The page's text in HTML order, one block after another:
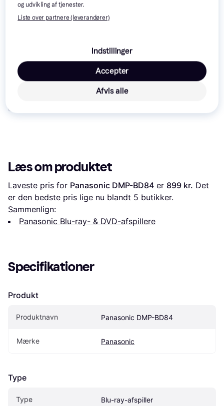
Anmeldelser
Læs om produktet
Laveste pris for Panasonic DMP-BD84 er 899 kr. Det
er den bedste pris lige nu blandt 5 butikker.
Sammenlign:
Panasonic Blu-ray- & DVD-afspillere
Specifikationer
Produkt
Produktnavn Panasonic DMP-BD84
Mærke Panasonic
Type
Type Blu-ray-afspiller
og udvikling af tjenester.
Liste over partnere (leverandører)
Indstillinger
Afvis alle
Accepter